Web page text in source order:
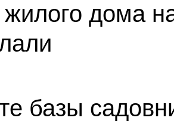
дома
базы